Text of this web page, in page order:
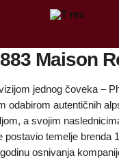
Maison
jednog čoveka –
odabirom autentičnih
a svojim
postavio temelje brenda
osnivanja